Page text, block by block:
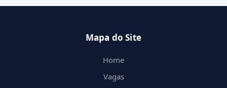
Mapa do Site
Home
Vagas